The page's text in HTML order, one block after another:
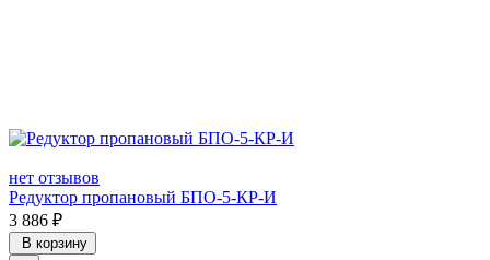
нет отзывов
Редуктор пропановый БПО-5-КР-И
3 886 ₽
В корзину